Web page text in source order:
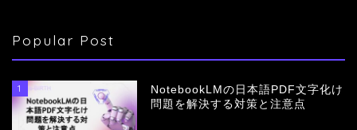
Popular Post
1
NotebookLMの日本語PDF文字化け
問題を解決する対策と注意点